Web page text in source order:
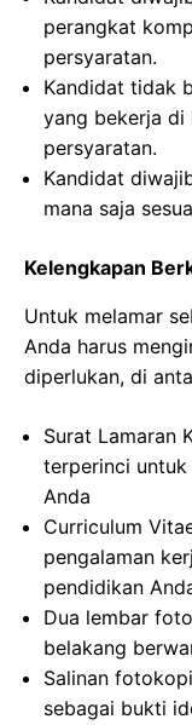
perangkat
persyaratan.
Kandidat tidak
yang bekerja di
persyaratan.
Kandidat
mana saja
Kelengkapan
Untuk melamar
Anda harus
diperlukan, di
Surat Lamaran
terperinci untuk
Anda
Curriculum
pengalaman
pendidikan
Dua lembar
belakang
Salinan
sebagai bukti